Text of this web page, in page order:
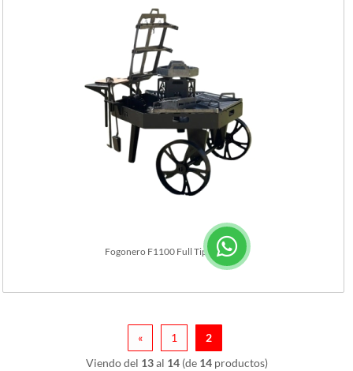
Fogonero F1100 Full Tipo Carro.
« 1
2
Viendo del 13al 14(de 14productos)